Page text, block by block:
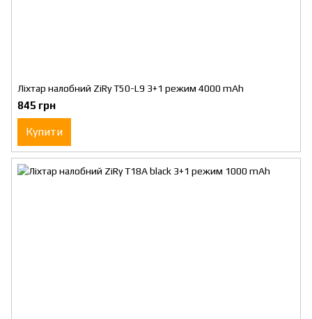
Ліхтар налобний ZiRy T50-L9 3+1 режим 4000 mAh
845 грн
Купити